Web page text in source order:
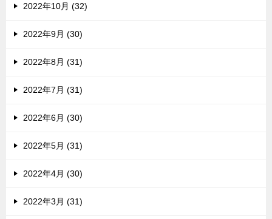
2022年10月 (32)
2022年9月 (30)
2022年8月 (31)
2022年7月 (31)
2022年6月 (30)
2022年5月 (31)
2022年4月 (30)
2022年3月 (31)